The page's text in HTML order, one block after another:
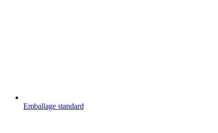
Emballage standard